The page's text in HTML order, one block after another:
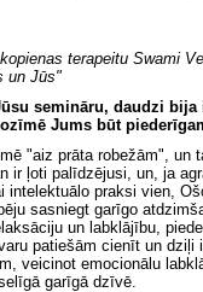
terapeitu Swami
un Jūs"
semināru, daudzi
Jums būt
"aiz prāta robežām", un
ir ļoti palīdzējusi, un, ja
praksi vien,
sasniegt garīgo
un labklājību,
patiešām cienīt un
veicinot emocionālu
garīgā dzīvē.